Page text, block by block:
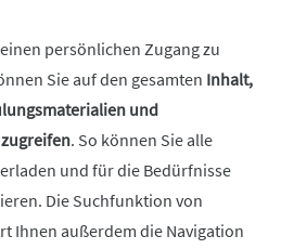
persönlichen Zugang zu
Sie auf den gesamten Inhalt,
und
. So können Sie alle
und für die Bedürfnisse
Die Suchfunktion von
Ihnen außerdem die Navigation